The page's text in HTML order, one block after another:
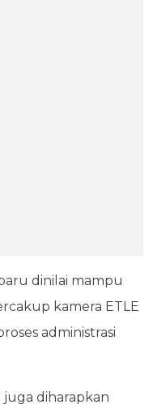
dinilai mampu
kamera ETLE
administrasi
juga diharapkan